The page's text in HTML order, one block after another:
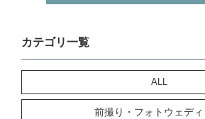
カテゴリ一覧
ALL
前撮り・フォトウェデ